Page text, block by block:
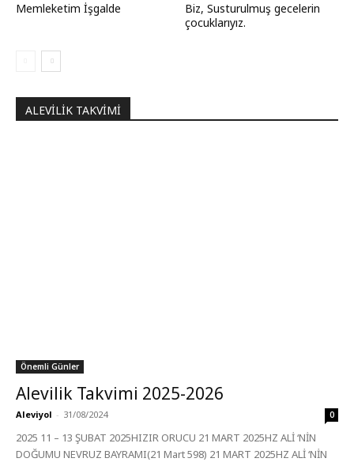
Memleketim İşgalde
Biz, Susturulmuş gecelerin
çocuklarıyız.
ALEVILIK TAKVIMI
Önemli Günler
Alevilik Takvimi 2025-2026
Aleviyol - 31/08/2024 0
2025 11 – 13 ŞUBAT 2025HIZIR ORUCU 21 MART 2025HZ ALİ ‘NİN
DOĞUMU NEVRUZ BAYRAMI(21 Mart 598) 21 MART 2025HZ ALİ ‘NİN